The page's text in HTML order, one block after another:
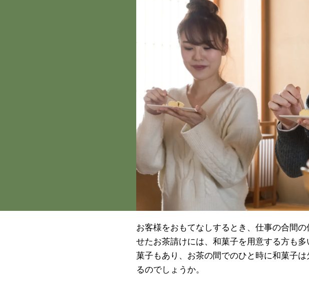
お客様をおもてなしするとき、仕事の合間
せたお茶請けには、和菓子を用意する方も
菓子もあり、お茶の間でのひと時に和菓子
るのでしょうか。